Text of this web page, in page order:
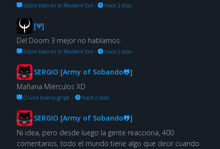
Sobre todo en el Resident Evil · hace 2 días
[Ψ]
Del Doom 3 mejor no hablamos.
Sobre todo en el Resident Evil · hace 2 días
SERGIO [Army of Sobando🐸]
Mañana Miérculos XD
O una buena gripe. · hace 2 días
SERGIO [Army of Sobando🐸]
Ni idea, pero desde luego la gente reacciona, 400
comentarios, todo el mundo tiene algo que decir cuando